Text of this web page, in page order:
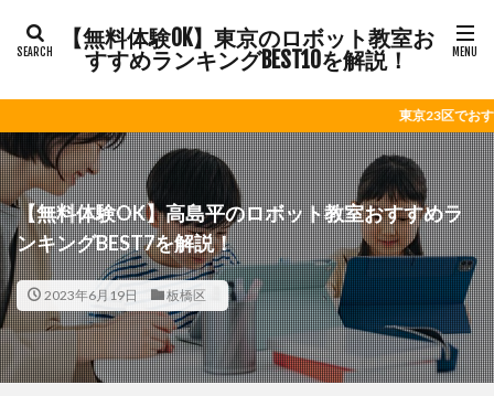
【無料体験OK】東京のロボット教室お
すすめランキングBEST10を解説！
東京23区でおすすめのロボット教
【無料体験OK】高島平のロボット教室おすすめラ
ンキングBEST7を解説！
2023年6月19日 板橋区